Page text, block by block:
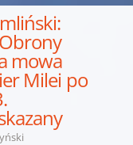
mowa
Milei po